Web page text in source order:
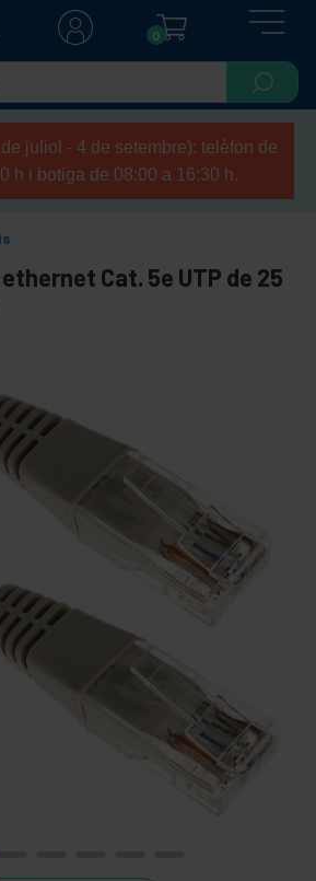
0
juliol - 4 de setembre): telèfon de
h i botiga de 08:00 a 16:30 h.
Cat. 5e UTP de 25